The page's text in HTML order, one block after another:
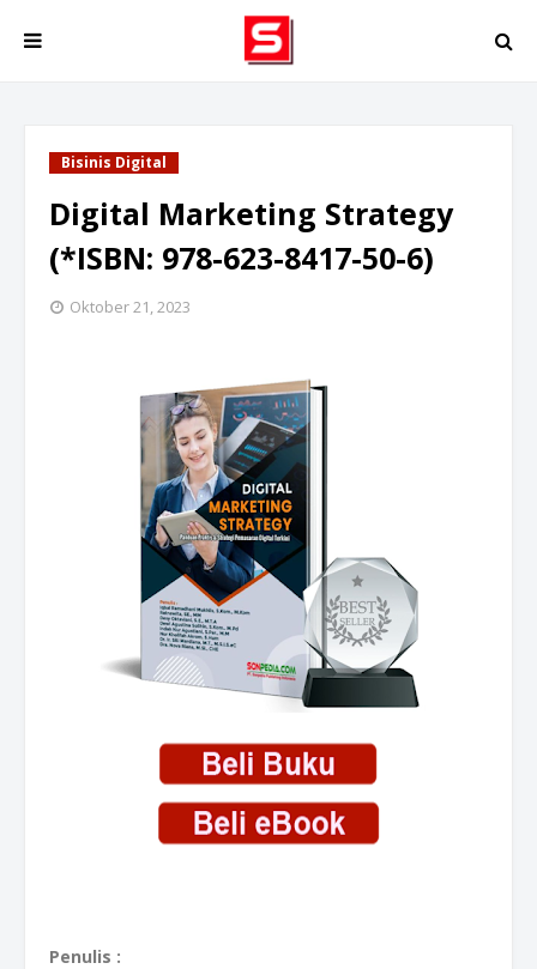
Bisinis Digital
Digital Marketing Strategy
(*ISBN: 978-623-8417-50-6)
Oktober 21, 2023
Penulis :